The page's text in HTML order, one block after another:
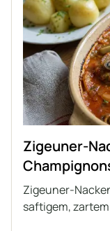
Zigeuner-
Zigeuner-
saftigem,